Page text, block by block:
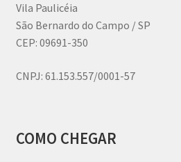
Vila Paulicéia
São Bernardo do Campo / SP
CEP: 09691-350
CNPJ: 61.153.557/0001-57
COMO CHEGAR